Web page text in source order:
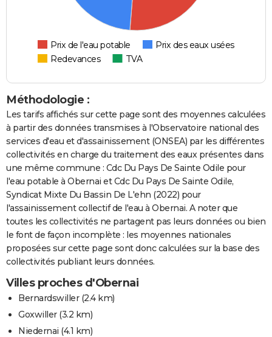
Prix de l'eau potable
Prix des eaux usées
Redevances
TVA
Méthodologie :
Les tarifs affichés sur cette page sont des moyennes calculées
à partir des données transmises à l'Observatoire national des
services d'eau et d'assainissement (ONSEA) par les différentes
collectivités en charge du traitement des eaux présentes dans
une même commune : Cdc Du Pays De Sainte Odile pour
l'eau potable à Obernai et Cdc Du Pays De Sainte Odile,
Syndicat Mixte Du Bassin De L'ehn (2022) pour
l'assainissement collectif de l'eau à Obernai. A noter que
toutes les collectivités ne partagent pas leurs données ou bien
le font de façon incomplète : les moyennes nationales
proposées sur cette page sont donc calculées sur la base des
collectivités publiant leurs données.
Villes proches d'Obernai
Bernardswiller(2.4 km)
Goxwiller(3.2 km)
Niedernai (4.1 km)